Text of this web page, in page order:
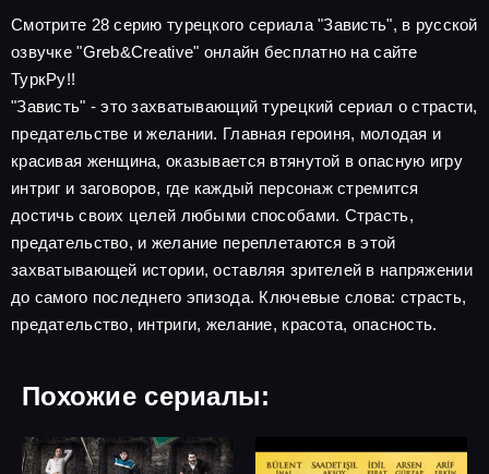
Смотрите 28 серию турецкого сериала "Зависть", в русской
озвучке "Greb&Creative" онлайн бесплатно на сайте
ТуркРу!!
"Зависть" - это захватывающий турецкий сериал о страсти,
предательстве и желании. Главная героиня, молодая и
красивая женщина, оказывается втянутой в опасную игру
интриг и заговоров, где каждый персонаж стремится
достичь своих целей любыми способами. Страсть,
предательство, и желание переплетаются в этой
захватывающей истории, оставляя зрителей в напряжении
до самого последнего эпизода. Ключевые слова: страсть,
предательство, интриги, желание, красота, опасность.
Похожие сериалы: